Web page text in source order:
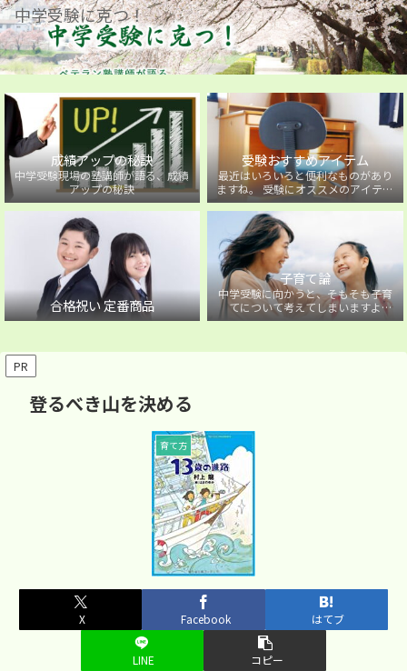
中学受験に克つ！
成績アップの秘訣
中学受験現場の塾講師が語る、成績
アップの秘訣
受験おすすめアイテム
最近はいろいろと便利なものがあり
ますね。 受験にオススメのアイテム
を紹介しています。
合格祝い 定番商品
子育て論
中学受験に向かうと、そもそも子育
てについて考えてしまいますよ
ね・・・。中学受験に向かうお子様
PR
登るべき山を決める
育て方
X Facebook はてブ
LINE コピー